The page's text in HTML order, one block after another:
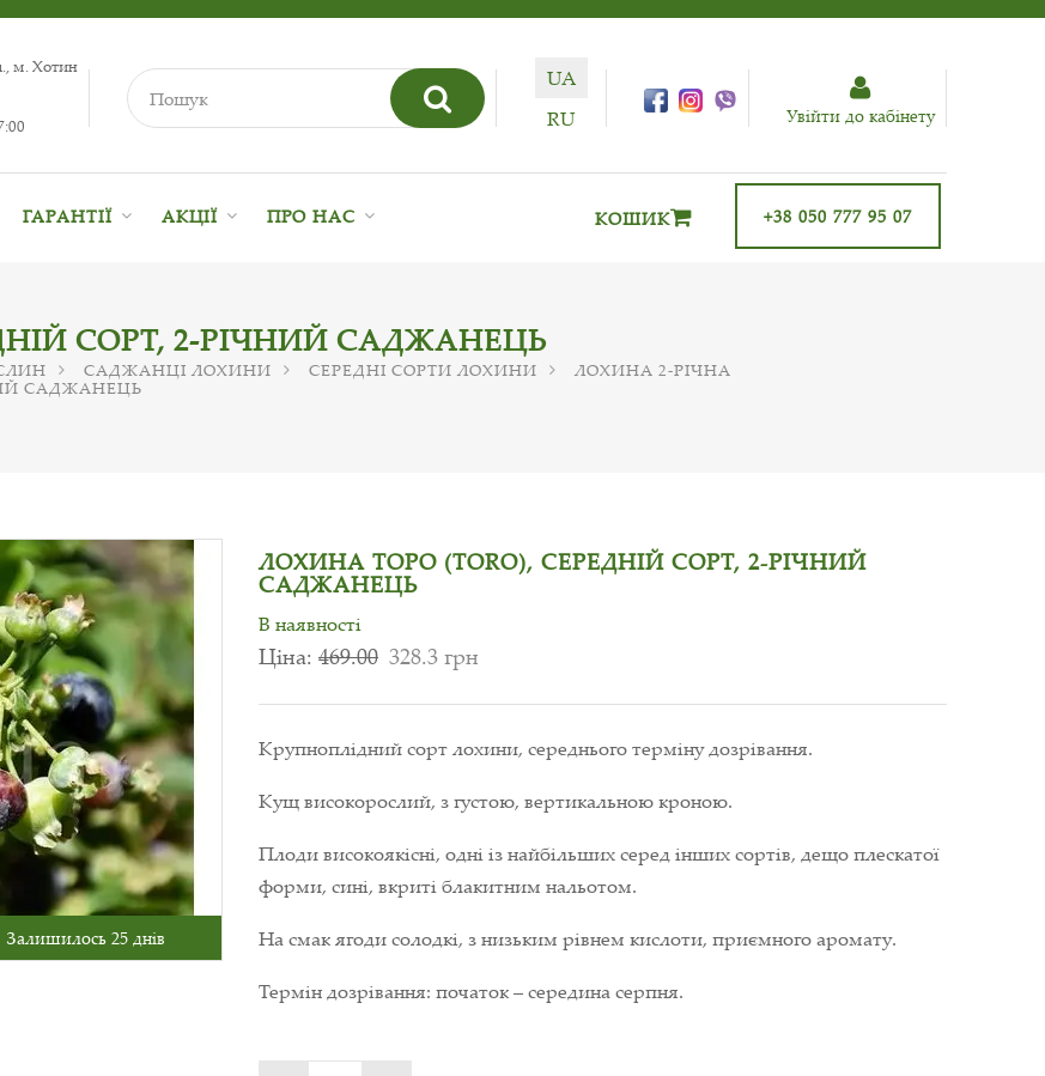
м. Хотин
UA
RU
Увiйти до кабiнету
ГАРАНТІЇ АКЦІЇ ПРО НАС +38 050 777 95 07
КОШИК
СОРТ, 2-РІЧНИЙ САДЖАНЕЦЬ
САДЖАНЦІ ЛОХИНИ СЕРЕДНІ СОРТИ ЛОХИНИ
ЛОХИНА 2-РІЧНА
САДЖАНЕЦЬ
Залишилось 25 днів
ЛОХИНА ТОРО (TORO), СЕРЕДНІЙ СОРТ, 2-РІЧНИЙ
САДЖАНЕЦЬ
В наявності
Ціна: 469.00 328.3 грн
Крупноплідний сорт лохини, середнього терміну дозрівання.
Кущ високорослий, з густою, вертикальною кроною.
Плоди високоякісні, одні із найбільших серед інших сортів, дещо плескатої
форми, сині, вкриті блакитним нальотом.
На смак ягоди солодкі, з низьким рівнем кислоти, приємного аромату.
Термін дозрівання: початок – середина серпня.